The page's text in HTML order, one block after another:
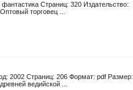
Страниц: 320 Издательство:
торговец ...
2002 Страниц: 206 Формат: pdf Размер:
ведийской ...